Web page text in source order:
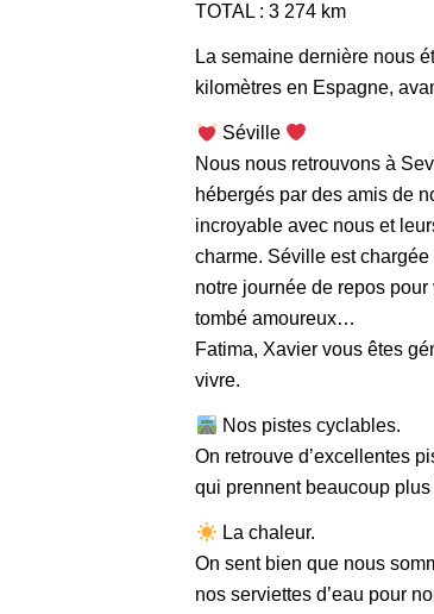
TOTAL : 3 274 km
La semaine dernière nous
kilomètres en Espagne,
Séville
Nous nous retrouvons à
hébergés par des amis de
incroyable avec nous et
charme. Séville est chargée
notre journée de repos
tombé amoureux…
Fatima, Xavier vous êtes
vivre.
Nos pistes cyclables.
On retrouve d’excellentes
qui prennent beaucoup
La chaleur.
On sent bien que nous
nos serviettes d’eau pour